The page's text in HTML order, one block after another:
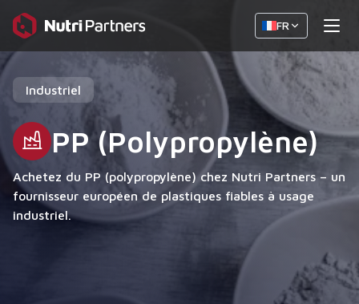
FR
Industriel
PP (Polypropylène)
Achetez du PP (polypropylène) chez Nutri Partners – un
fournisseur européen de plastiques fiables à usage
industriel.